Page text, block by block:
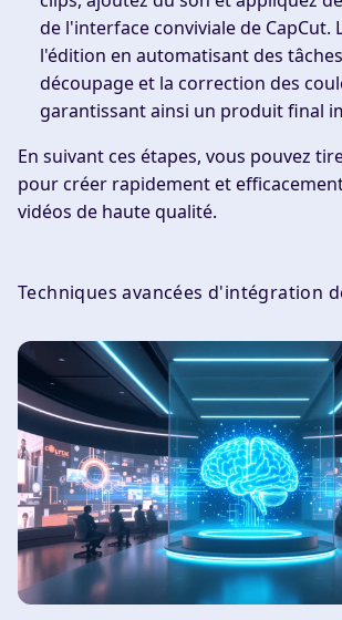
de l'interface conviviale de CapCut.
l'édition en automatisant des
découpage et la correction des
garantissant ainsi un produit final
En suivant ces étapes, vous pouvez
pour créer rapidement et
vidéos de haute qualité.
Techniques avancées d'intégration